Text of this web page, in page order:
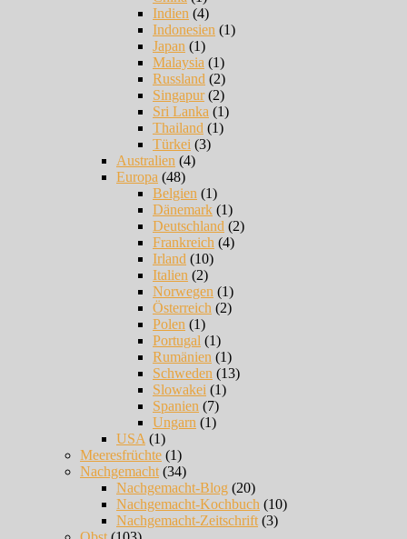
Indien (4)
Indonesien (1)
Japan (1)
Malaysia (1)
Russland (2)
Singapur(2)
Sri Lanka (1)
Thailand (1)
Türkei (3)
Australien (4)
Europa (48)
Belgien (1)
Dänemark (1)
Deutschland (2)
Frankreich (4)
Irland (10)
Italien (2)
Norwegen (1)
Österreich (2)
Polen (1)
Portugal (1)
Rumänien (1)
Schweden (13)
Slowakei (1)
Spanien (7)
Ungarn (1)
USA (1)
Meeresfrüchte (1)
Nachgemacht (34)
Nachgemacht-Blog (20)
Nachgemacht-Kochbuch (10)
Nachgemacht-Zeitschrift (3)